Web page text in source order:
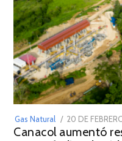
Gas Natural
POSTED
ON
20 DE
Canacol aumentó